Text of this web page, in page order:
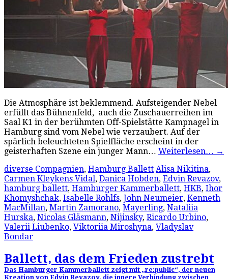
Die Atmosphäre ist beklemmend. Aufsteigender Nebel
erfüllt das Bühnenfeld, auch die Zuschauerreihen im
Saal K1 in der berühmten Off-Spielstätte Kampnagel in
Hamburg sind vom Nebel wie verzaubert. Auf der
spärlich beleuchteten Spielfläche erscheint in der
geisterhaften Szene ein junger Mann… Weiterlesen… →
diverse Compagnien, Hamburg Ballett Alisa Nikitina,
Carmen Kleykens Vidal, Danica Hobden, Edvin Revazov,
hamburg ballett, Hamburger Kammerballett, HKB, Ihor
Khomyshchak, Isabelle Rohlfs, John Neumeier, Kenneth
MacMillan, Martin Zamorano, Mayerling, Nataliia
Hurska, Nicolas Gläsmann, Nijinsky, Ricardo Urbino,
Valerii Liubenko, Viktoriia Miroshyna, Vladyslav
Bondar
Ballett, das dem Frieden zustrebt
Das Hamburger Kammerballett zeigt mit „re:public“, der neuen
Kreation von Edvin Revazov, die innere Verbindung zwischen